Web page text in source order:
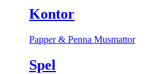
Kontor
Papper & Penna Musmattor
Spel